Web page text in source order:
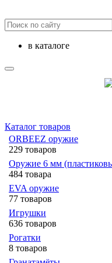
в каталоге
Каталог товаров
ORBEEZ оружие
229 товаров
Оружие 6 мм
484 товара
EVA оружие
77 товаров
Игрушки
636 товаров
Рогатки
8 товаров